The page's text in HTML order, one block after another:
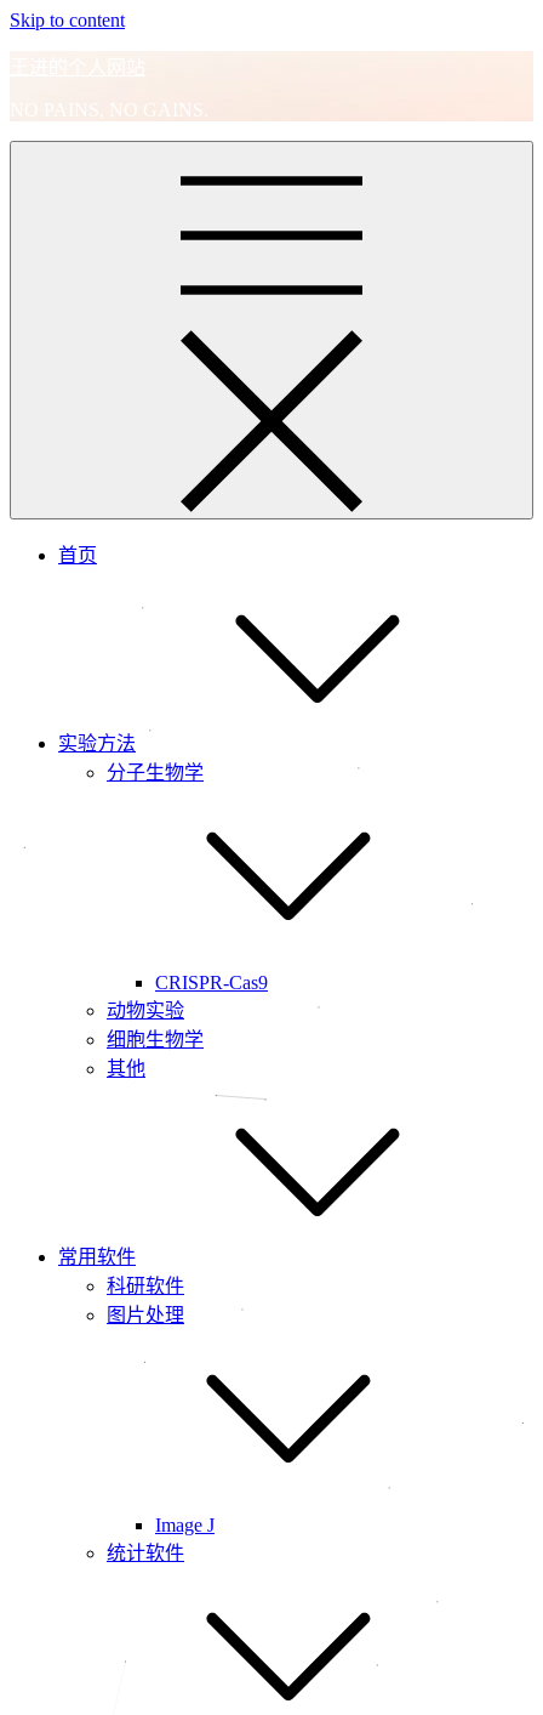
Skip to content
王进的个人网站
NO PAINS, NO GAINS.
首页
实验方法
分子生物学
CRISPR-Cas9
动物实验
细胞生物学
其他
常用软件
科研软件
图片处理
Image J
统计软件